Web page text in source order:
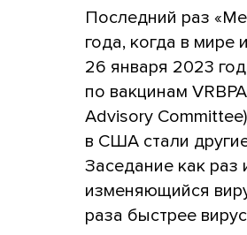
Последний раз
года, когда в
26 января 2023
по вакцинам
Advisory
в США стали
Заседание как раз
изменяющийся
раза быстрее